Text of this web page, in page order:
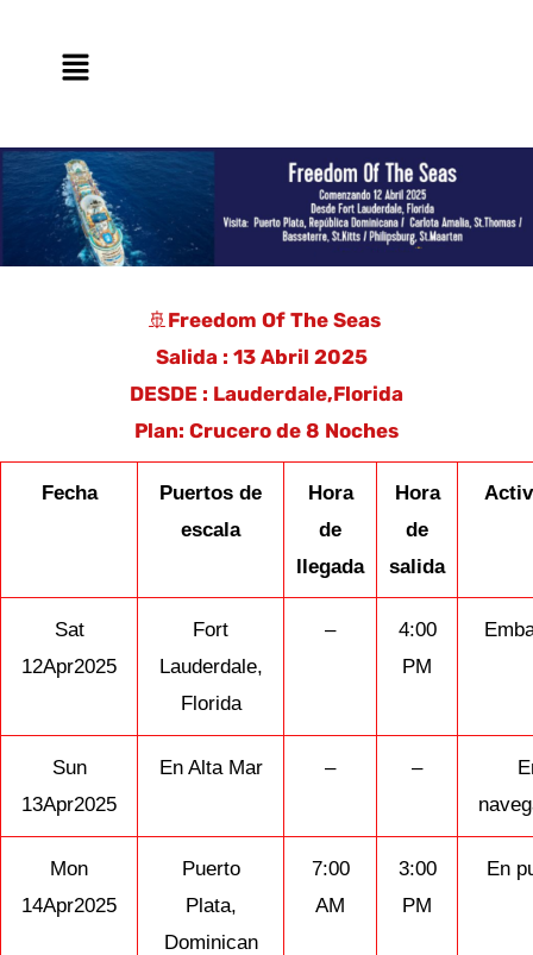
Main
🚢Freedom Of The Seas
Salida : 13 Abril 2025
DESDE : Lauderdale,Florida
Plan: Crucero de 8 Noches
Fecha
Puertos de
escala
Hora
de
llegada
Hora
de
salida
Sat
12Apr2025
Fort
Lauderdale,
Florida
–
4:00
PM
Sun
13Apr2025
En Alta Mar – –
Mon
14Apr2025
Puerto
Plata,
Dominican
7:00
AM
3:00
PM
En